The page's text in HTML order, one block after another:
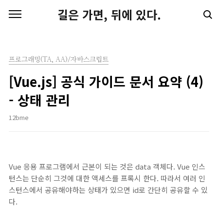
길은 가면, 뒤에 있다.
프로그래밍(TA, AA)/자바스크립트
[Vue.js] 공식 가이드 문서 요약 (4)
- 상태 관리
12bme
Vue 응용 프로그램에서 근본이 되는 것은 data 객체다. Vue 인스
턴스는 단순히 그것에 대한 액세스를 프록시 한다. 따라서 여러 인
스턴스에서 공유해야하는 상태가 있으면 id로 간단히 공유할 수 있
다.